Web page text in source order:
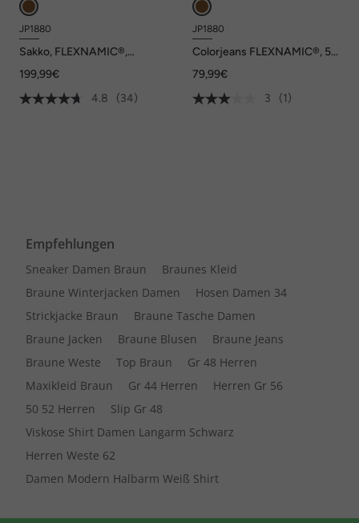
JP1880
Sakko, FLEXNAMIC®,
bis Gr.36/72/134
199,99€
4.8
(34)
JP1880
Colorjeans FLEXNAMIC®, 5-
light weight, bis 72/36
79,99€
3
(1)
Empfehlungen
Sneaker Damen Braun
Braunes Kleid
Braune Winterjacken Damen
Hosen Damen 34
Strickjacke Braun
Braune Tasche Damen
Braune Jacken
Braune Blusen
Braune Jeans
Braune Weste
Top Braun
Gr 48 Herren
Maxikleid Braun
Gr 44 Herren
Herren Gr 56
50 52 Herren
Slip Gr 48
Viskose Shirt Damen Langarm Schwarz
Herren Weste 62
Damen Modern Halbarm Weiß Shirt